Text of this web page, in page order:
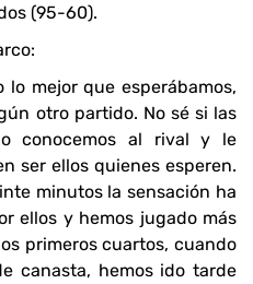
(95-60).
lo mejor que esperábamos,
otro partido. No sé si las
conocemos al rival y le
ser ellos quienes esperen.
minutos la sensación ha
ellos y hemos jugado más
primeros cuartos, cuando
canasta, hemos ido tarde